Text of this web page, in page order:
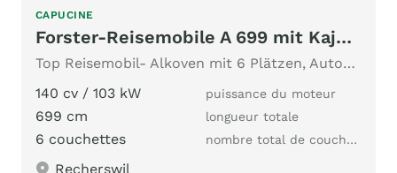
CAPUCINE
Forster-Reisemobile A 699 mit Kajüttenbett & Doppelbett
Top Reisemobil- Alkoven mit 6 Plätzen, Automatikgetriebe
140 cv / 103 kW
puissance du moteur
699 cm longueur totale
6 couchettes nombre total de couchages
Recherswil